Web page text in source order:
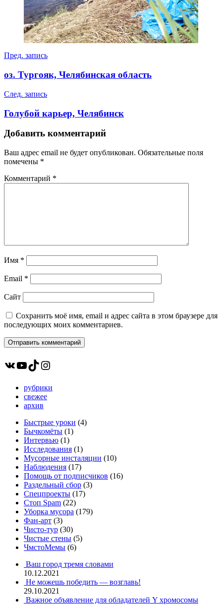
Навигация
по
записям
Пред. запись
оз. Тургояк, Челябинская область
След. запись
Голубой карьер, Челябинск
Добавить комментарий
Ваш адрес email не будет опубликован. Обязательные поля
помечены *
Комментарий *
Имя *
Email *
Сайт
Сохранить моё имя, email и адрес сайта в этом браузере для
последующих моих комментариев.
ВКонтакте
YouTube
TikTokInstagram
рубрики
свежее
архив
Быстрые уроки (4)
Бычкомёты (1)
Интервью (1)
Исследования (1)
Мусорные инсталяции (10)
Наблюдения (17)
Помощь от подписчиков (16)
Раздельный сбор (3)
Спецпроекты (17)
Стоп Spam (22)
Уборка мусора (179)
Фан-арт (3)
Чисто-тур (30)
Чистые стены (5)
ЧмстоМемы (6)
Ваш город тремя словами
10.12.2021
Не можешь победить — возглавь!
29.10.2021
Важное объявление для обладателей Y хромосомы